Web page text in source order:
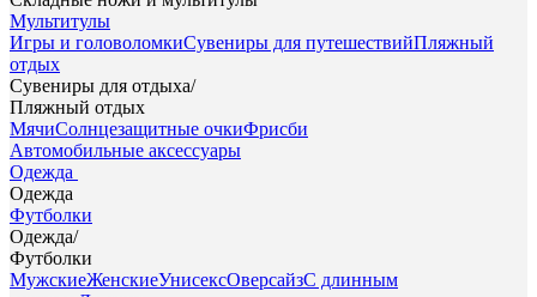
Мультитулы
Игры и головоломкиСувениры для путешествийПляжный
отдых
Сувениры для отдыха/
Пляжный отдых
МячиСолнцезащитные очкиФрисби
Автомобильные аксессуары
Одежда
Одежда
Футболки
Одежда/
Футболки
МужскиеЖенскиеУнисексОверсайзС длинным